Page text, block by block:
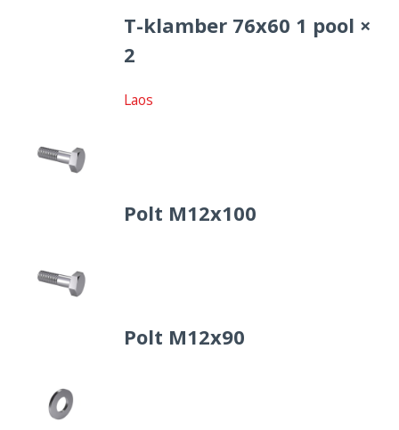
T-klamber 76x60 1 pool ×
2
Laos
Polt M12x100
Polt M12x90